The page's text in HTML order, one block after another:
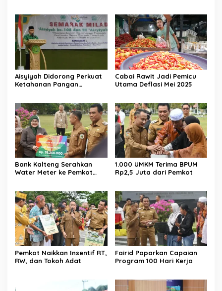
Aisyiyah Didorong Perkuat
Ketahanan Pangan
Cabai Rawit Jadi Pemicu
Utama Deflasi Mei 2025
Bank Kalteng Serahkan
Water Meter ke Pemkot
1.000 UMKM Terima BPUM
Rp2,5 Juta dari Pemkot
Pemkot Naikkan Insentif RT,
RW, dan Tokoh Adat
Fairid Paparkan Capaian
Program 100 Hari Kerja